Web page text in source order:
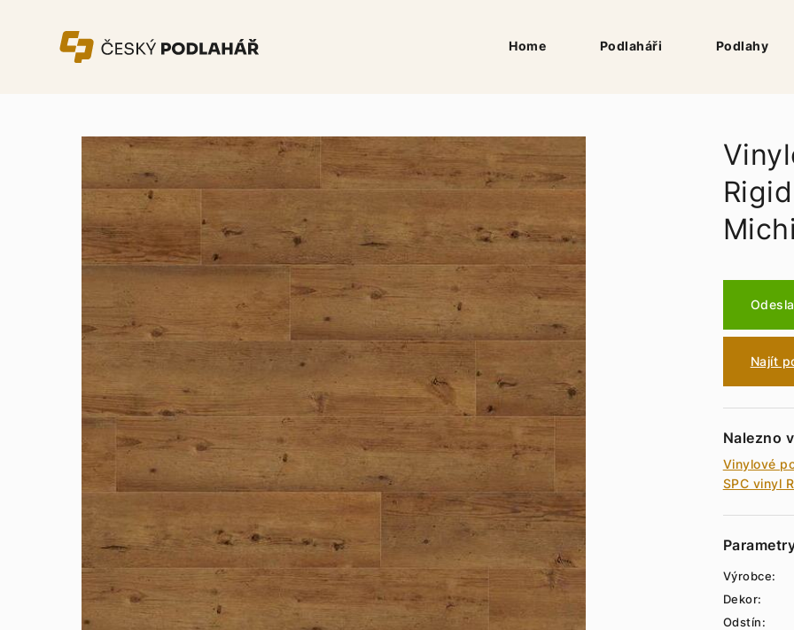
Home Podlaháři Podlahy
Najít
Nalezno
Vinylové
SPC vinyl
Výrobce:
Dekor:
Odstín: